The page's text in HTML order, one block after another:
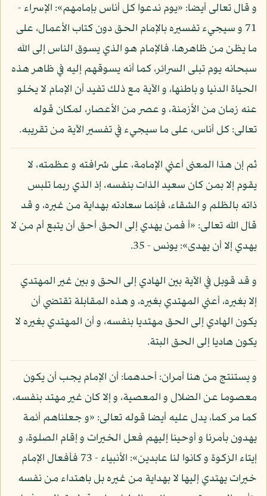
و قال تعالى أيضا: «يوم ندعوا كل أناس بإمامهم»: الإسراء -
71 و سيجيء تفسيره بالإمام الحق دون كتاب الأعمال، على
ما يظن من ظاهرها، فالإمام هو الذي يسوق الناس إلى الله
سبحانه يوم تبلى السرائر، كما أنه يسوقهم إليه في ظاهر هذه
الحياة الدنيا و باطنها، و الآية مع ذلك تفيد أن الإمام لا يخلو
عنه زمان من الأزمنة، و عصر من الأعصار، لمكان قوله
تعالى: كل أناس، على ما سيجيء في تفسير الآية من تقريبه.
ثم إن هذا المعنى أعني الإمامة، على شرافته و عظمته، لا
يقوم إلا بمن كان سعيد الذات بنفسه، إذ الذي ربما تلبس
ذاته بالظلم و الشقاء، فإنما سعادته بهداية من غيره، و قد
قال الله تعالى: «أ فمن يهدي إلى الحق أحق أن يتبع أم من لا
يهدي إلا أن يهدى»: يونس - 35.
و قد قوبل في الآية بين الهادي إلى الحق و بين غير المهتدي
إلا بغيره، أعني المهتدي بغيره، و هذه المقابلة تقتضي أن
يكون الهادي إلى الحق مهتديا بنفسه، و أن المهتدي بغيره لا
يكون هاديا إلى الحق البتة.
و يستنتج من هنا أمران: أحدهما: أن الإمام يجب أن يكون
معصوما عن الضلال و المعصية، و إلا كان غير مهتد بنفسه،
كما مر كما، يدل عليه أيضا قوله تعالى: «و جعلناهم أئمة
يهدون بأمرنا و أوحينا إليهم فعل الخيرات و إقام الصلوة، و
إيتاء الزكوة و كانوا لنا عابدين»: الأنبياء - 73 فأفعال الإمام
خيرات يهتدي إليها لا بهداية من غيره بل باهتداء من نفسه